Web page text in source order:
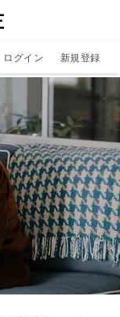
ログイン 新規登録